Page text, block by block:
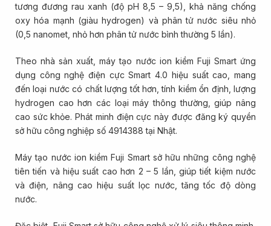
tương đương rau xanh (độ pH 8,5 – 9,5), khả năng chống
oxy hóa mạnh (giàu hydrogen) và phân tử nước siêu nhỏ
(0,5 nanomet, nhỏ hơn phân tử nước bình thường 5 lần).
Theo nhà sản xuất, máy tạo nước ion kiềm Fuji Smart ứng
dụng công nghệ điện cực Smart 4.0 hiệu suất cao, mang
đến loại nước có chất lượng tốt hơn, tính kiềm ổn định, lượng
hydrogen cao hơn các loại máy thông thường, giúp nâng
cao sức khỏe. Phát minh điện cực này được đăng ký quyền
sở hữu công nghiệp số 4914388 tại Nhật.
Máy tạo nước ion kiềm Fuji Smart sở hữu những công nghệ
tiên tiến và hiệu suất cao hơn 2 – 5 lần, giúp tiết kiệm nước
và điện, nâng cao hiệu suất lọc nước, tăng tốc độ dòng
nước.